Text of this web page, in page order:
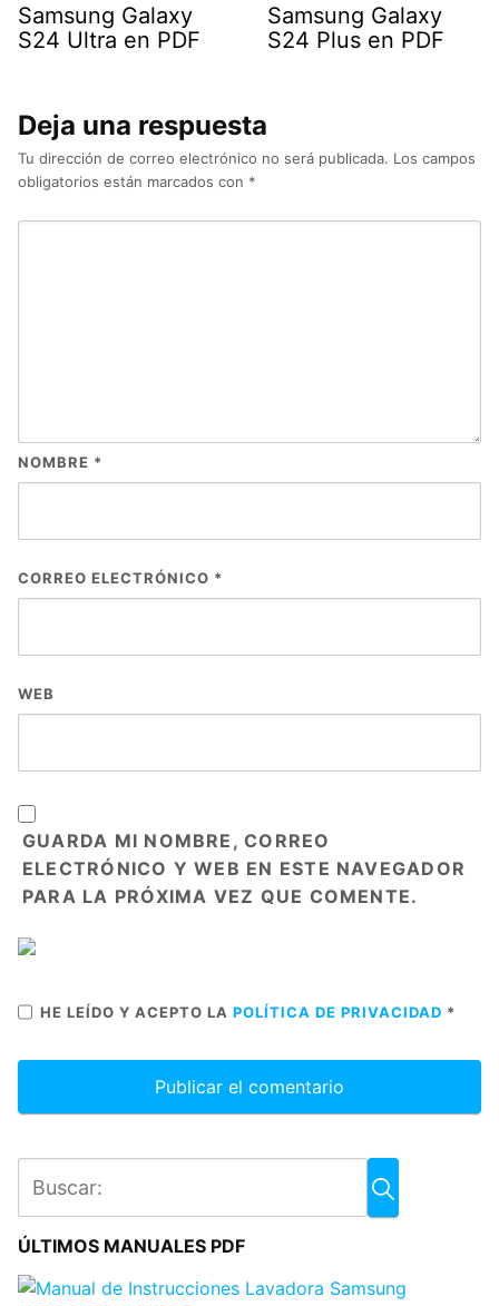
Samsung Galaxy
S24 Ultra en PDF
Samsung Galaxy
S24 Plus en PDF
Deja una respuesta
Tu dirección de correo electrónico no será publicada. Los campos
obligatorios están marcados con *
NOMBRE *
CORREO ELECTRÓNICO *
WEB
GUARDA MI NOMBRE, CORREO
ELECTRÓNICO Y WEB EN ESTE NAVEGADOR
PARA LA PRÓXIMA VEZ QUE COMENTE.
HE LEÍDO Y ACEPTO LA POLÍTICA DE PRIVACIDAD *
ÚLTIMOS MANUALES PDF